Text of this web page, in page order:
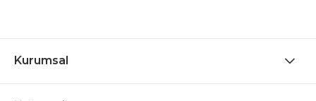
Kurumsal